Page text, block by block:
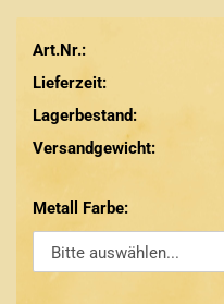
Art.Nr.:
Lieferzeit:
Lagerbestand:
Versandgewicht:
Metall Farbe: